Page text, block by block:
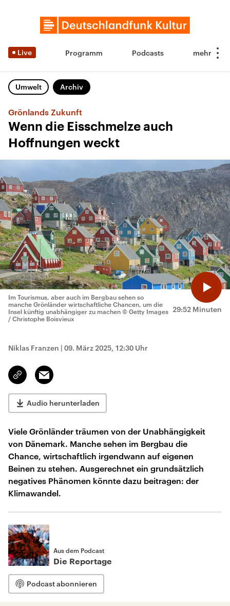
Live Programm Podcasts
Umwelt Archiv
Grönlands Zukunft
Wenn die Eisschmelze auch
Hoffnungen weckt
29:52 Minuten
Im Tourismus, aber auch im Bergbau sehen so
manche Grönländer wirtschaftliche Chancen, um die
Insel künftig unabhängiger zu machen © Getty Images
/ Christophe Boisvieux
Niklas Franzen | 09. März 2025, 12:30 Uhr
Link
kopieren/teilen
Email
Audio herunterladen
Viele Grönländer träumen von der Unabhängigkeit
von Dänemark. Manche sehen im Bergbau die
Chance, wirtschaftlich irgendwann auf eigenen
Beinen zu stehen. Ausgerechnet ein grundsätzlich
negatives Phänomen könnte dazu beitragen: der
Klimawandel.
Aus dem Podcast
Die Reportage
Podcast abonnieren